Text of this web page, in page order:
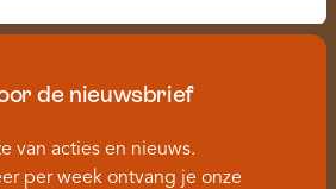
de nieuwsbrief
van acties en nieuws.
per week ontvang je onze